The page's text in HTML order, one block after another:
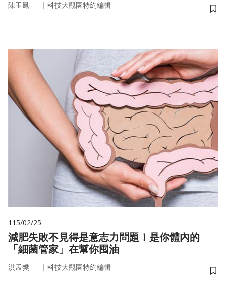
陳玉鳳 ｜ 科技大觀園特約編輯
儲
115/02/25
減肥失敗不見得是意志力問題！是你體內的
「細菌管家」在幫你囤油
洪孟樊 ｜ 科技大觀園特約編輯
儲